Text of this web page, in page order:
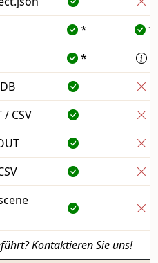
*
*
*
/ CSV
Kontaktieren Sie uns!